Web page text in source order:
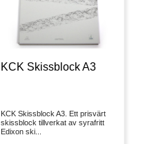
KCK Skissblock A3
KCK Skissblock A3. Ett prisvärt
skissblock tillverkat av syrafritt
Edixon ski...